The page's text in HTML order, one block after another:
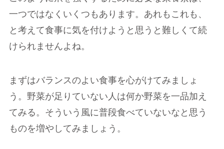
一つではなくいくつもあります。あれもこれも、
と考えて食事に気を付けようと思うと難しくて続
けられませんよね。
まずはバランスのよい食事を心がけてみましょ
う。野菜が足りていない人は何か野菜を一品加え
てみる。そういう風に普段食べていないなと思う
ものを増やしてみましょう。